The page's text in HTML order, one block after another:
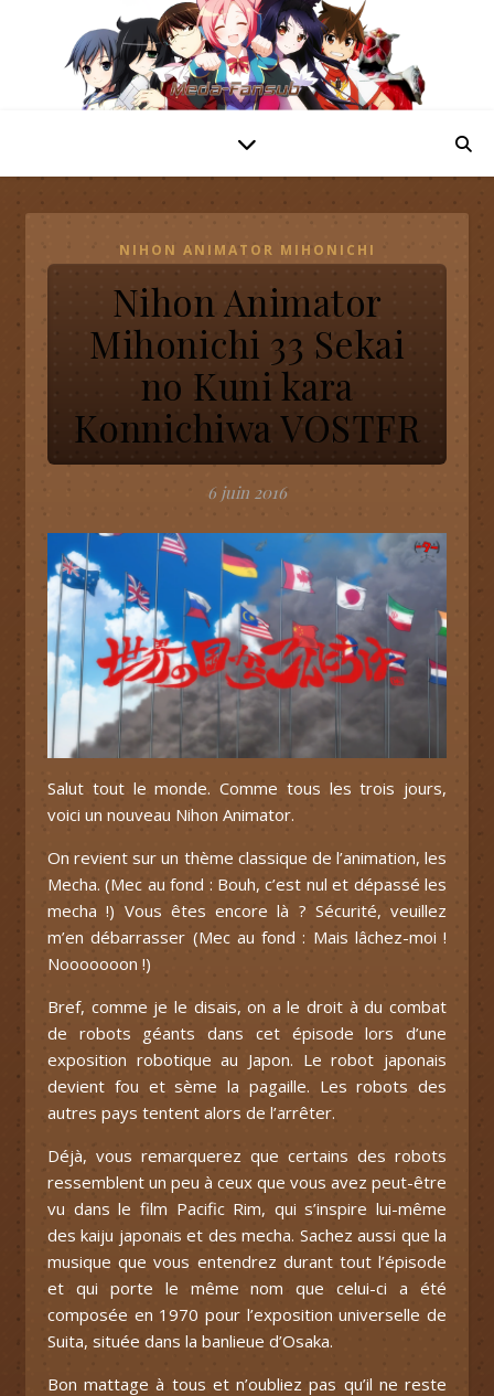
NIHON ANIMATOR MIHONICHI
Nihon Animator
Mihonichi 33 Sekai
no Kuni kara
Konnichiwa VOSTFR
6 juin 2016
Salut tout le monde. Comme tous les trois jours,
voici un nouveau Nihon Animator.
On revient sur un thème classique de l’animation, les
Mecha. (Mec au fond : Bouh, c’est nul et dépassé les
mecha !) Vous êtes encore là ? Sécurité, veuillez
m’en débarrasser (Mec au fond : Mais lâchez-moi !
Nooooooon !)
Bref, comme je le disais, on a le droit à du combat
de robots géants dans cet épisode lors d’une
exposition robotique au Japon. Le robot japonais
devient fou et sème la pagaille. Les robots des
autres pays tentent alors de l’arrêter.
Déjà, vous remarquerez que certains des robots
ressemblent un peu à ceux que vous avez peut-être
vu dans le film Pacific Rim, qui s’inspire lui-même
des kaiju japonais et des mecha. Sachez aussi que la
musique que vous entendrez durant tout l’épisode
et qui porte le même nom que celui-ci a été
composée en 1970 pour l’exposition universelle de
Suita, située dans la banlieue d’Osaka.
Bon mattage à tous et n’oubliez pas qu’il ne reste